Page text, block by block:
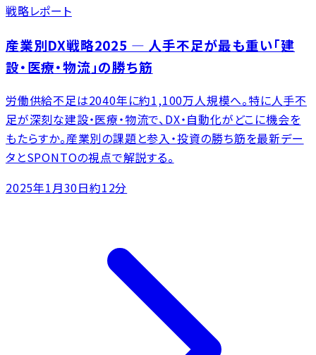
戦略レポート
産業別DX戦略2025 ― 人手不足が最も重い「建
設・医療・物流」の勝ち筋
労働供給不足は2040年に約1,100万人規模へ。特に人手不
足が深刻な建設・医療・物流で、DX・自動化がどこに機会を
もたらすか。産業別の課題と参入・投資の勝ち筋を最新デー
タとSPONTOの視点で解説する。
2025年1月30日約12分